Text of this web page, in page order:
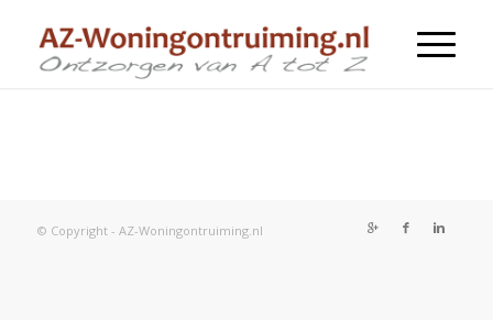
© Copyright - AZ-Woningontruiming.nl